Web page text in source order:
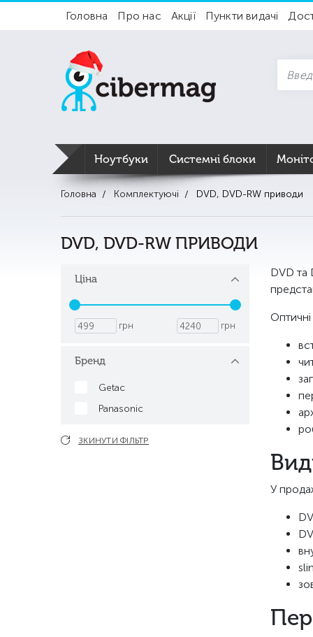
Головна Про нас Акції Пункти видачі
Ноутбуки Системні блоки
Головна Комплектуючі DVD, DVD-RW приводи
DVD, DVD-RW ПРИВОДИ
Ціна
грн грн
Бренд
Getac
Panasonic
ЗКИНУТИ ФІЛЬТР
DVD та
У